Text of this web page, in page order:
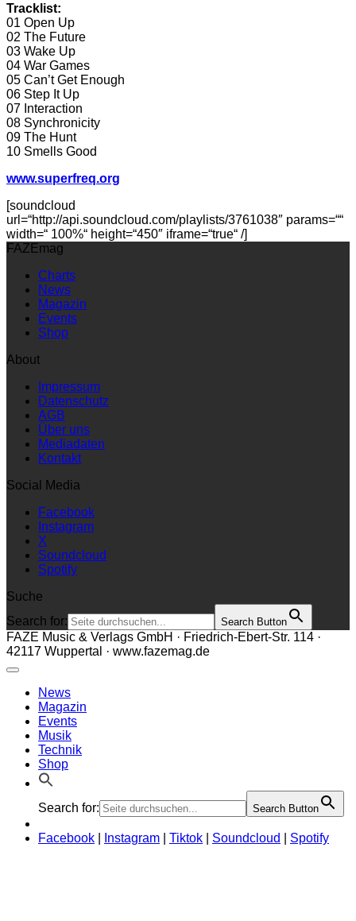
Tracklist:
01 Open Up
02 The Future
03 Wake Up
04 War Games
05 Can’t Get Enough
06 Step It Up
07 Interaction
08 Synchronicity
09 The Hunt
10 Smells Good
www.superfreq.org
[soundcloud
url=“http://api.soundcloud.com/playlists/3761038″ params=““
width=“ 100%“ height=“450″ iframe=“true“ /]
FAZEmag
Charts
News
Magazin
Events
Shop
About
Impressum
Datenschutz
AGB
Über uns
Mediadaten
Kontakt
Social Media
Facebook
Instagram
X
Soundcloud
Spotify
Suche
Search for:
Search Button
FAZE Music & Verlags GmbH · Friedrich-Ebert-Str. 114 ·
42117 Wuppertal · www.fazemag.de
News
Magazin
Events
Musik
Technik
Shop
Search for: Search Button
Facebook Instagram Tiktok Soundcloud Spotify